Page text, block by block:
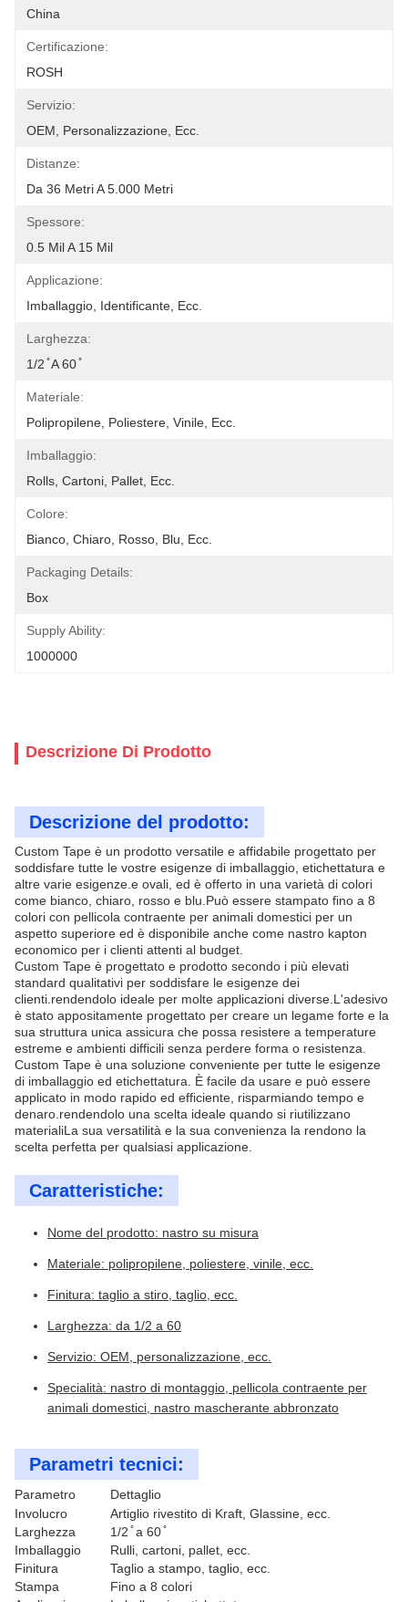
China
Certificazione:
ROSH
Servizio:
OEM, Personalizzazione, Ecc.
Distanze:
Da 36 Metri A 5.000 Metri
Spessore:
0.5 Mil A 15 Mil
Applicazione:
Imballaggio, Identificante, Ecc.
Larghezza:
1/2 ̊ A 60 ̊
Materiale:
Polipropilene, Poliestere, Vinile, Ecc.
Imballaggio:
Rolls, Cartoni, Pallet, Ecc.
Colore:
Bianco, Chiaro, Rosso, Blu, Ecc.
Packaging Details:
Box
Supply Ability:
1000000
Descrizione Di Prodotto
Descrizione del prodotto:
Custom Tape è un prodotto versatile e affidabile progettato per
soddisfare tutte le vostre esigenze di imballaggio, etichettatura e
altre varie esigenze.e ovali, ed è offerto in una varietà di colori
come bianco, chiaro, rosso e blu.Può essere stampato fino a 8
colori con pellicola contraente per animali domestici per un
aspetto superiore ed è disponibile anche come nastro kapton
economico per i clienti attenti al budget.
Custom Tape è progettato e prodotto secondo i più elevati
standard qualitativi per soddisfare le esigenze dei
clienti.rendendolo ideale per molte applicazioni diverse.L'adesivo
è stato appositamente progettato per creare un legame forte e la
sua struttura unica assicura che possa resistere a temperature
estreme e ambienti difficili senza perdere forma o resistenza.
Custom Tape è una soluzione conveniente per tutte le esigenze
di imballaggio ed etichettatura. È facile da usare e può essere
applicato in modo rapido ed efficiente, risparmiando tempo e
denaro.rendendolo una scelta ideale quando si riutilizzano
materialiLa sua versatilità e la sua convenienza la rendono la
scelta perfetta per qualsiasi applicazione.
Caratteristiche:
Nome del prodotto: nastro su misura
Materiale: polipropilene, poliestere, vinile, ecc.
Finitura: taglio a stiro, taglio, ecc.
Larghezza: da 1/2 a 60
Servizio: OEM, personalizzazione, ecc.
Specialità: nastro di montaggio, pellicola contraente per
animali domestici, nastro mascherante abbronzato
Parametri tecnici:
Parametro
Dettaglio
Involucro
Artiglio rivestito di Kraft, Glassine, ecc.
Larghezza
1/2 ̊ a 60 ̊
Imballaggio
Rulli, cartoni, pallet, ecc.
Finitura
Taglio a stampo, taglio, ecc.
Stampa
Fino a 8 colori